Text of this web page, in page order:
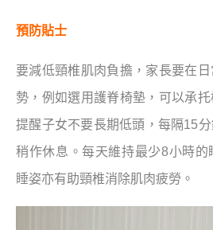
預防貼士
要減低頸椎肌肉負擔，家長要在
勢，例如選用護脊椅墊，可以承
提醒子女不要長期低頭，每隔15
稍作休息。每天維持最少8小時
睡姿亦有助頸椎消除肌肉疲勞。